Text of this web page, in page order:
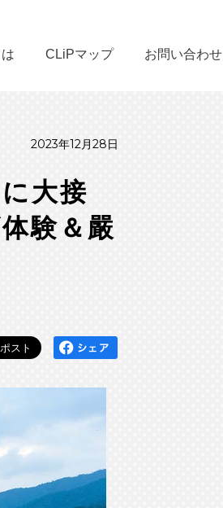
CLiPマップ お問い合わせ
2023年12月28日
大接
験＆嚴